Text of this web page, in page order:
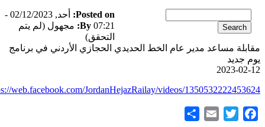
Posted on:
أحد, 02/12/2023 -
07:21
By: مجهول (لم يتم
التحقق)
مساعد مدير عام الخط الحديدي الحجازي الأردني في برنامج
جديد
2023-
https://web.facebook.com/JordanHejazRailay/videos/
Facebook
Twitter
Email
Share